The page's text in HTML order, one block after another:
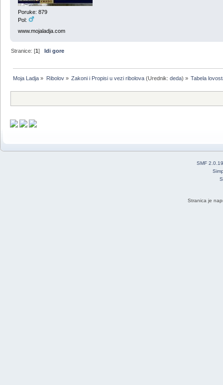
Poruke: 879
Pol:
www.mojaladja.com
Stranice: [1]Idi gore
Moja Ladja » Ribolov» Zakoni i Propisi u vezi ribolova(Urednik: deda) » Tabela
SMF 2.0.19
Stranica je